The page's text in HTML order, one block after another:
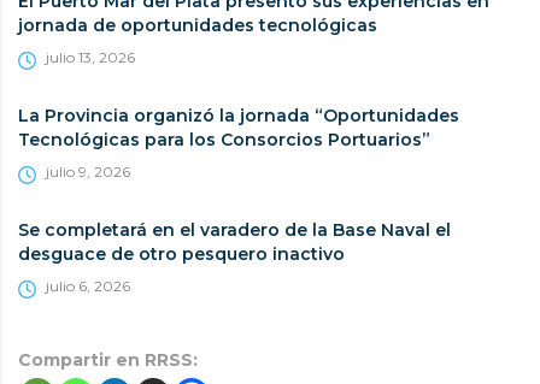
jornada de oportunidades tecnológicas
julio 13, 2026
La Provincia organizó la jornada “Oportunidades
Tecnológicas para los Consorcios Portuarios”
julio 9, 2026
Se completará en el varadero de la Base Naval el
desguace de otro pesquero inactivo
julio 6, 2026
Compartir en RRSS: